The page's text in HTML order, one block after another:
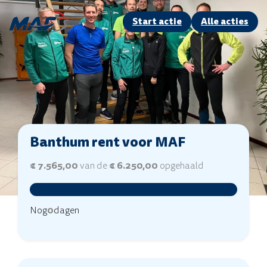
Start actie Alle acties
Banthum rent voor MAF
€ 7.565,00van de€ 6.250,00 opgehaald
Nog0dagen